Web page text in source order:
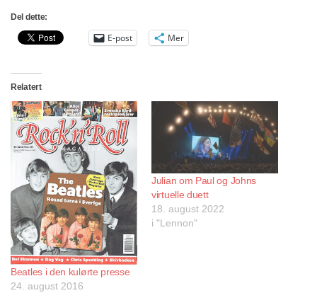
Del dette:
E-post Mer
Relatert
Beatles i den kulørte presse
24. august 2016
Julian om Paul og Johns
virtuelle duett
18. august 2022
i "Lennon"